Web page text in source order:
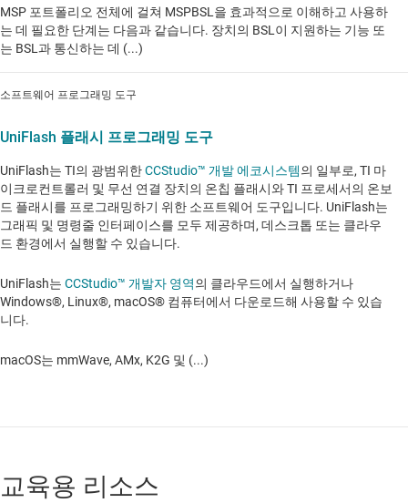
MSP 포트폴리오 전체에 걸쳐 MSPBSL을 효과적으로 이해하고 사용하
는 데 필요한 단계는 다음과 같습니다. 장치의 BSL이 지원하는 기능 또
는 BSL과 통신하는 데 (...)
소프트웨어 프로그래밍 도구
UniFlash 플래시 프로그래밍 도구
UniFlash는 TI의 광범위한CCStudio™ 개발 에코시스템의 일부로, TI 마
이크로컨트롤러 및 무선 연결 장치의 온칩 플래시와 TI 프로세서의 온보
드 플래시를 프로그래밍하기 위한 소프트웨어 도구입니다. UniFlash는
그래픽 및 명령줄 인터페이스를 모두 제공하며, 데스크톱 또는 클라우
드 환경에서 실행할 수 있습니다.
UniFlash는 CCStudio™ 개발자 영역의 클라우드에서 실행하거나
Windows®, Linux®, macOS® 컴퓨터에서 다운로드해 사용할 수 있습
니다.
macOS는 mmWave, AMx, K2G 및 (...)
교육용 리소스